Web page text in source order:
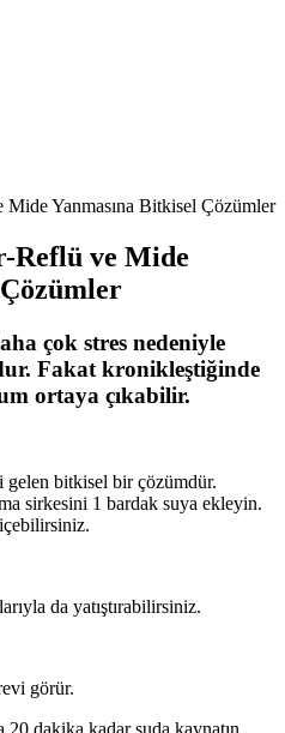
Reflü ve Mide
çok stres nedeniyle
Fakat kronikleştiğinde
ortaya çıkabilir.
gelen bitkisel bir çözümdür.
sirkesini 1 bardak suya ekleyin.
da yatıştırabilirsiniz.
görür.